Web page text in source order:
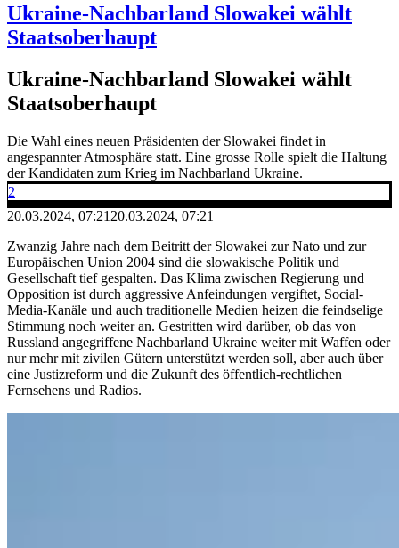
Ukraine-Nachbarland Slowakei wählt
Staatsoberhaupt
Ukraine-Nachbarland Slowakei wählt
Staatsoberhaupt
Die Wahl eines neuen Präsidenten der Slowakei findet in
angespannter Atmosphäre statt. Eine grosse Rolle spielt die Haltung
der Kandidaten zum Krieg im Nachbarland Ukraine.
2
20.03.2024, 07:21 20.03.2024, 07:21
Zwanzig Jahre nach dem Beitritt der Slowakei zur Nato und zur
Europäischen Union 2004 sind die slowakische Politik und
Gesellschaft tief gespalten. Das Klima zwischen Regierung und
Opposition ist durch aggressive Anfeindungen vergiftet, Social-
Media-Kanäle und auch traditionelle Medien heizen die feindselige
Stimmung noch weiter an. Gestritten wird darüber, ob das von
Russland angegriffene Nachbarland Ukraine weiter mit Waffen oder
nur mehr mit zivilen Gütern unterstützt werden soll, aber auch über
eine Justizreform und die Zukunft des öffentlich-rechtlichen
Fernsehens und Radios.